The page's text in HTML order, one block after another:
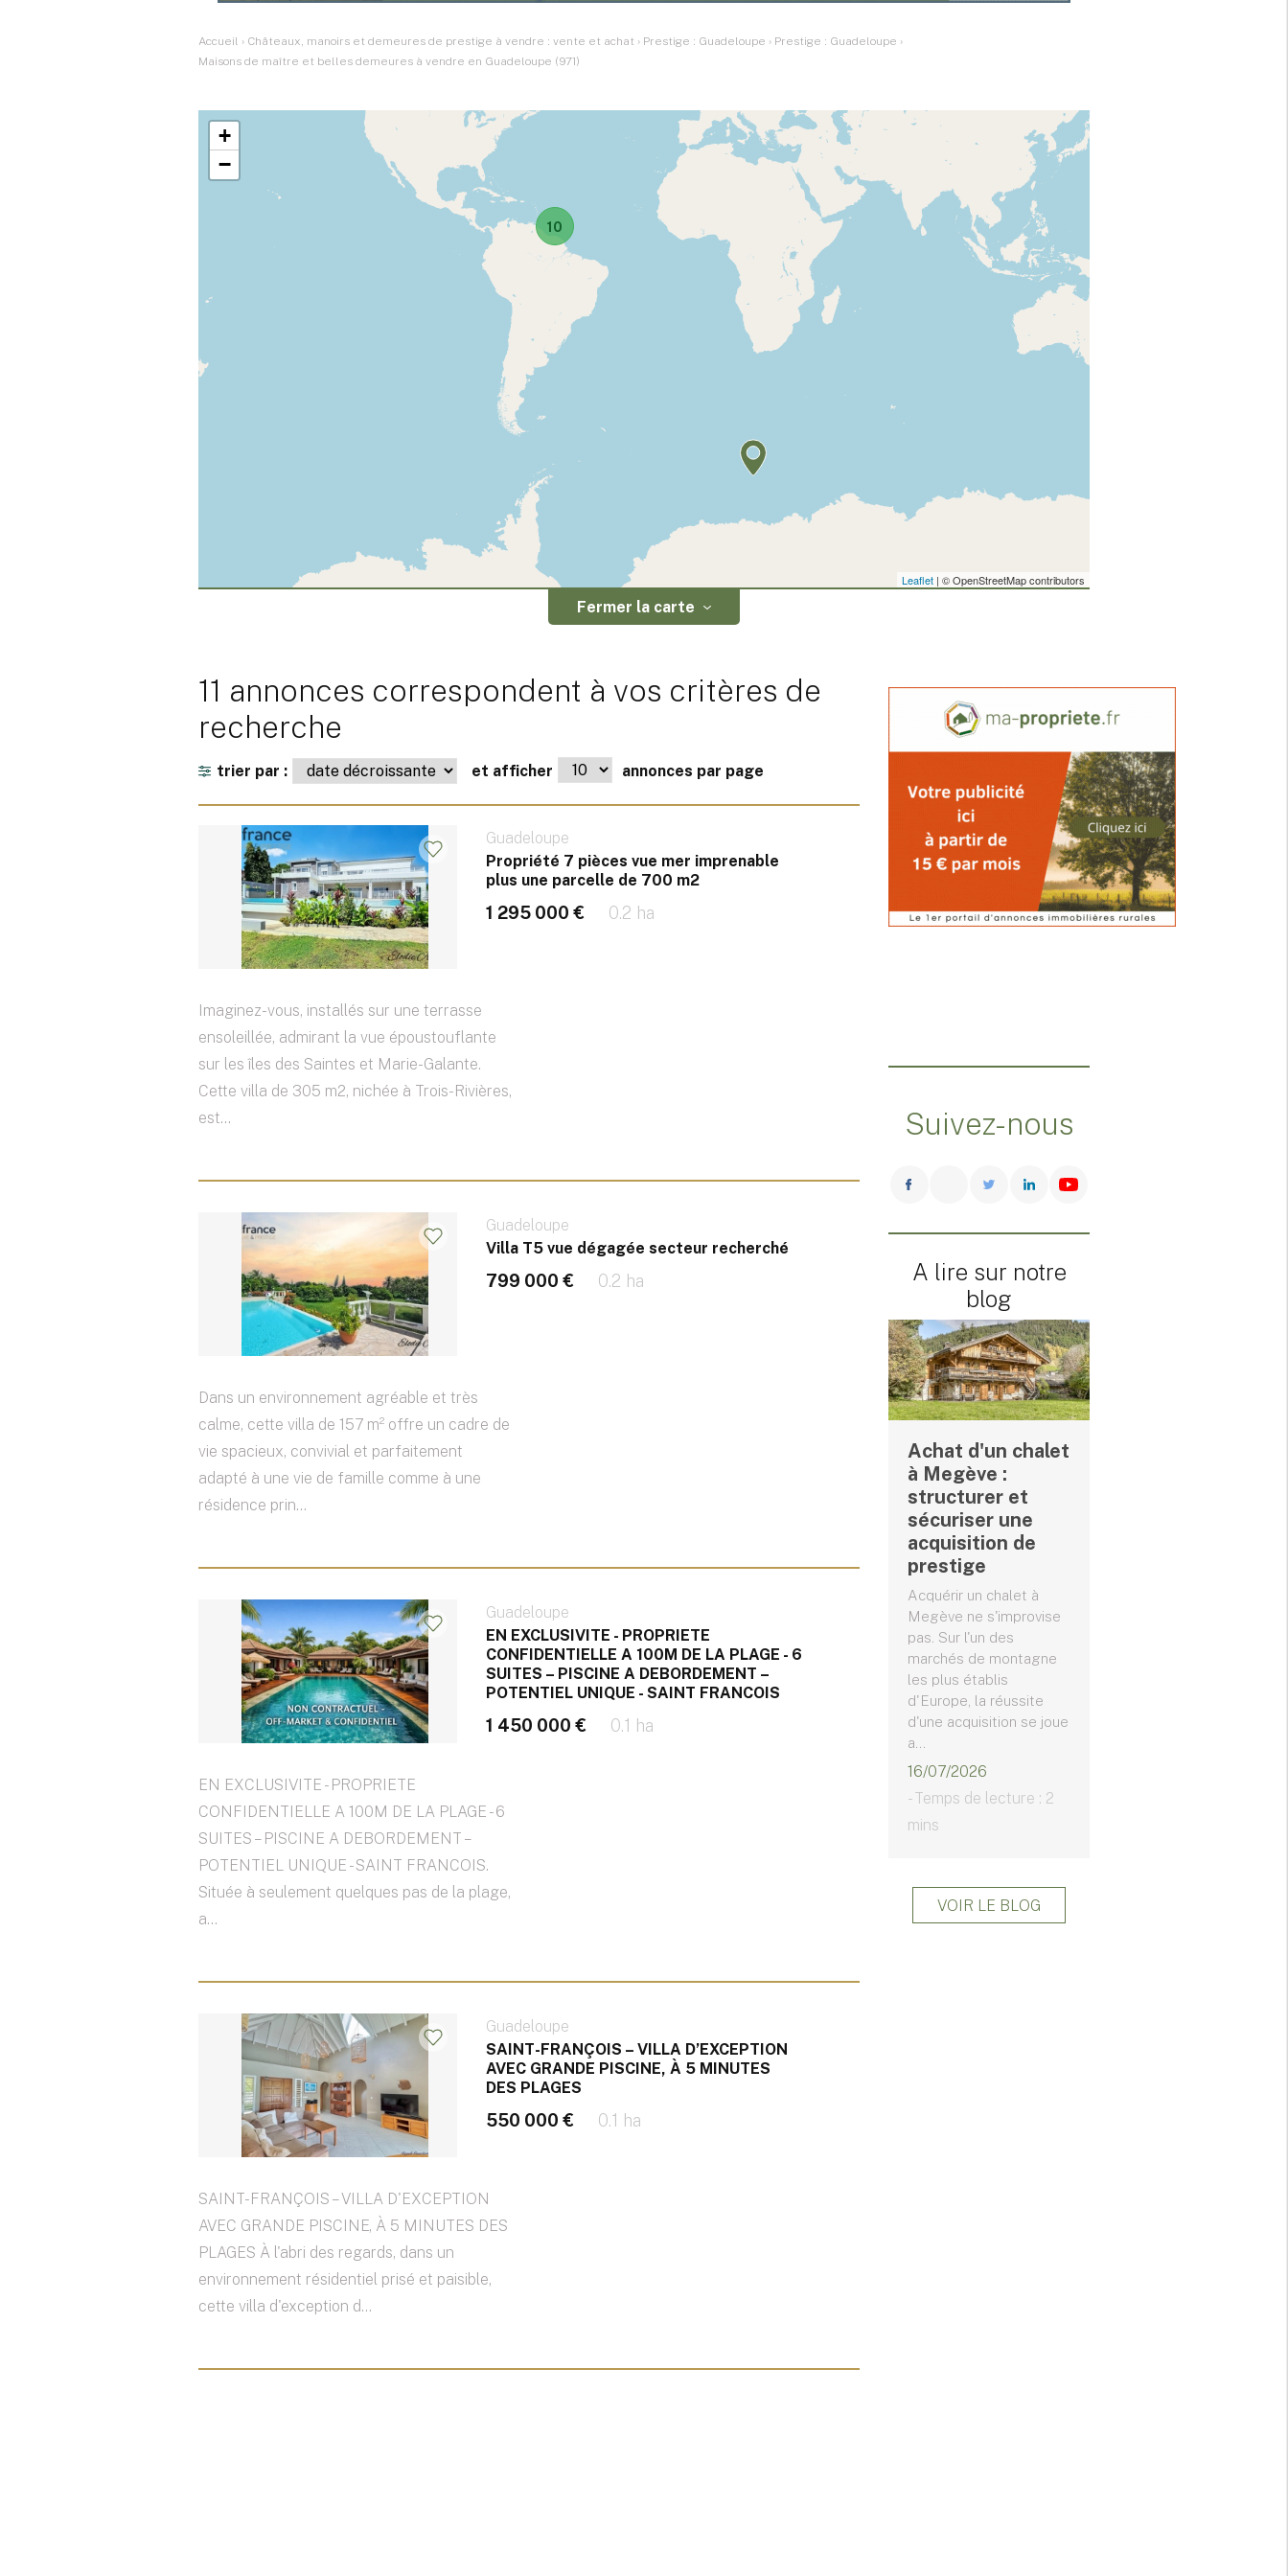
Accueil › Châteaux, manoirs et demeures de prestige à vendre : vente et achat › Prestige : Guadeloupe › Prestige : Guadeloupe ›
Maisons de maître et belles demeures à vendre en Guadeloupe (971)
10
+
−
Leaflet | © OpenStreetMap contributors
Fermer la carte
11 annonces correspondent à vos critères de
recherche
trier par : et afficher annonces par page
Guadeloupe
Propriété 7 pièces vue mer imprenable
plus une parcelle de 700 m2
1 295 000 € 0.2 ha
Imaginez-vous, installés sur une terrasse
ensoleillée, admirant la vue époustouflante
sur les îles des Saintes et Marie-Galante.
Cette villa de 305 m2, nichée à Trois-Rivières,
est...
Guadeloupe
Villa T5 vue dégagée secteur recherché
799 000 € 0.2 ha
Dans un environnement agréable et très
calme, cette villa de 157 m² offre un cadre de
vie spacieux, convivial et parfaitement
adapté à une vie de famille comme à une
résidence prin...
Guadeloupe
EN EXCLUSIVITE - PROPRIETE
CONFIDENTIELLE A 100M DE LA PLAGE - 6
SUITES – PISCINE A DEBORDEMENT –
POTENTIEL UNIQUE - SAINT FRANCOIS
1 450 000 € 0.1 ha
EN EXCLUSIVITE - PROPRIETE
CONFIDENTIELLE A 100M DE LA PLAGE - 6
SUITES – PISCINE A DEBORDEMENT –
POTENTIEL UNIQUE - SAINT FRANCOIS.
Située à seulement quelques pas de la plage,
a...
Guadeloupe
SAINT-FRANÇOIS – VILLA D’EXCEPTION
AVEC GRANDE PISCINE, À 5 MINUTES
DES PLAGES
550 000 € 0.1 ha
SAINT-FRANÇOIS – VILLA D'EXCEPTION
AVEC GRANDE PISCINE, À 5 MINUTES DES
PLAGES À l'abri des regards, dans un
environnement résidentiel prisé et paisible,
cette villa d'exception d...
Suivez-nous
A lire sur notre
blog
Achat d'un chalet
à Megève :
structurer et
sécuriser une
acquisition de
prestige
Acquérir un chalet à
Megève ne s'improvise
pas. Sur l'un des
marchés de montagne
les plus établis
d'Europe, la réussite
d'une acquisition se joue
a...
16/07/2026
- Temps de lecture : 2
mins
VOIR LE BLOG